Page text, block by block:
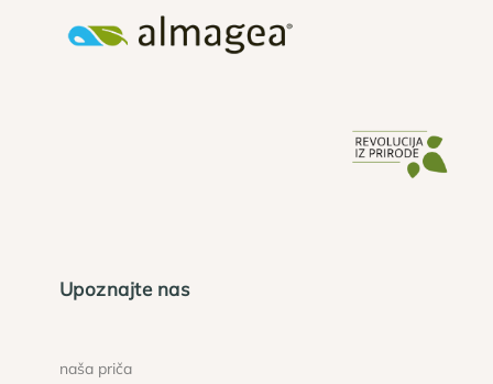
Upoznajte nas
naša priča